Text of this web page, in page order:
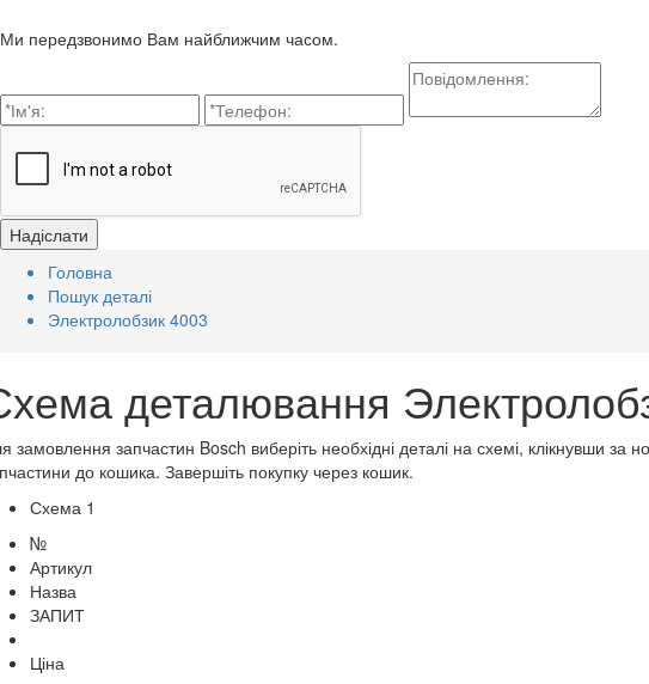
Ми передзвонимо Вам найближчим часом.
Головна
Пошук деталі
Электролобзик 4003
деталювання
замовлення запчастин Bosch виберіть необхідні деталі на схемі, клікнувши
до кошика. Завершіть покупку через кошик.
Схема 1
№
Артикул
Назва
ЗАПИТ
Ціна